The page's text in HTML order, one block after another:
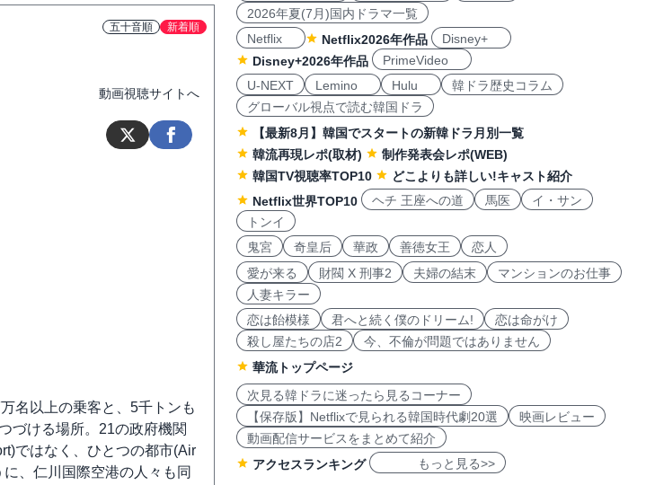
五十音順 新着順
動画視聴サイトへ
名以上の乗客と、5千トンも
づける場所。21の政府機関
ではなく、ひとつの都市(Air
、仁川国際空港の人々も同
2026年夏(7月)国内ドラマ一覧
Netflix
Netflix2026年作品
Disney+
Disney+2026年作品
PrimeVideo
U-NEXT
Lemino Hulu
韓ドラ歴史コラム
グローバル視点で読む韓国ドラ
【最新8月】韓国でスタートの新韓ドラ月別一覧
韓流再現レポ(取材)
制作発表会レポ(WEB)
韓国TV視聴率TOP10
どこよりも詳しい!キャスト紹介
Netflix世界TOP10
ヘチ 王座への道 馬医
イ・サン
トンイ
鬼宮
奇皇后 華政 善徳女王
恋人
愛が来る
財閥 X 刑事2 夫婦の結末
マンションのお仕事
人妻キラー
恋は飴模様
君へと続く僕のドリーム!
恋は命がけ
殺し屋たちの店2
今、不倫が問題ではありません
華流トップページ
次見る韓ドラに迷ったら見るコーナー
【保存版】Netflixで見られる韓国時代劇20選
映画レビュー
動画配信サービスをまとめて紹介
アクセスランキング
もっと見る>>